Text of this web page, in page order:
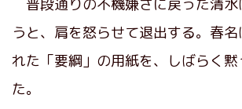
普段通りの不機嫌さに戻った清水
うと、肩を怒らせて退出する。春
れた「要綱」の用紙を、しばらく
た。